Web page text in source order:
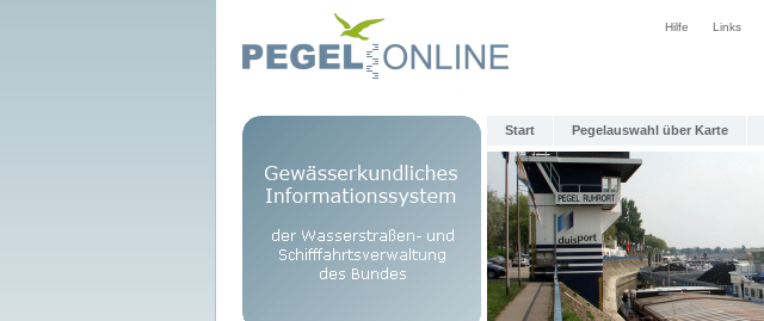
Hilfe Links
Start Pegelauswahl über Karte